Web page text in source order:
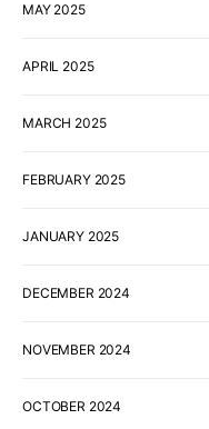
MAY 2025
APRIL 2025
MARCH 2025
FEBRUARY 2025
JANUARY 2025
DECEMBER 2024
NOVEMBER 2024
OCTOBER 2024